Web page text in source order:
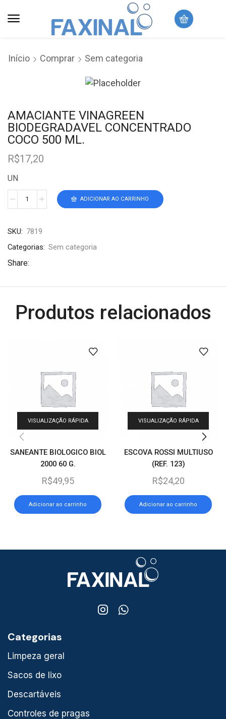
Início Comprar Sem categoria
AMACIANTE VINAGREEN
BIODEGRADAVEL CONCENTRADO
COCO 500 ML.
R$17,20
UN
ADICIONAR AO CARRINHO
SKU: 7819
Categorias: Sem categoria
Share:
Produtos relacionados
VISUALIZAÇÃO RÁPIDA
SANEANTE BIOLOGICO BIOL
2000 60 G.
R$49,95
Adicionar ao carrinho
VISUALIZAÇÃO RÁPIDA
ESCOVA ROSSI MULTIUSO
(REF. 123)
R$24,20
Adicionar ao carrinho
Categorias
Limpeza geral
Sacos de lixo
Descartáveis
Controles de pragas